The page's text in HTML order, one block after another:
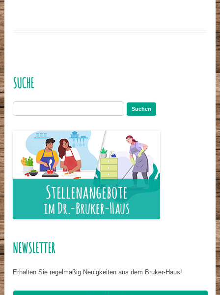
SUCHE
NEWSLETTER
Erhalten Sie regelmäßig Neuigkeiten aus dem Bruker-Haus!